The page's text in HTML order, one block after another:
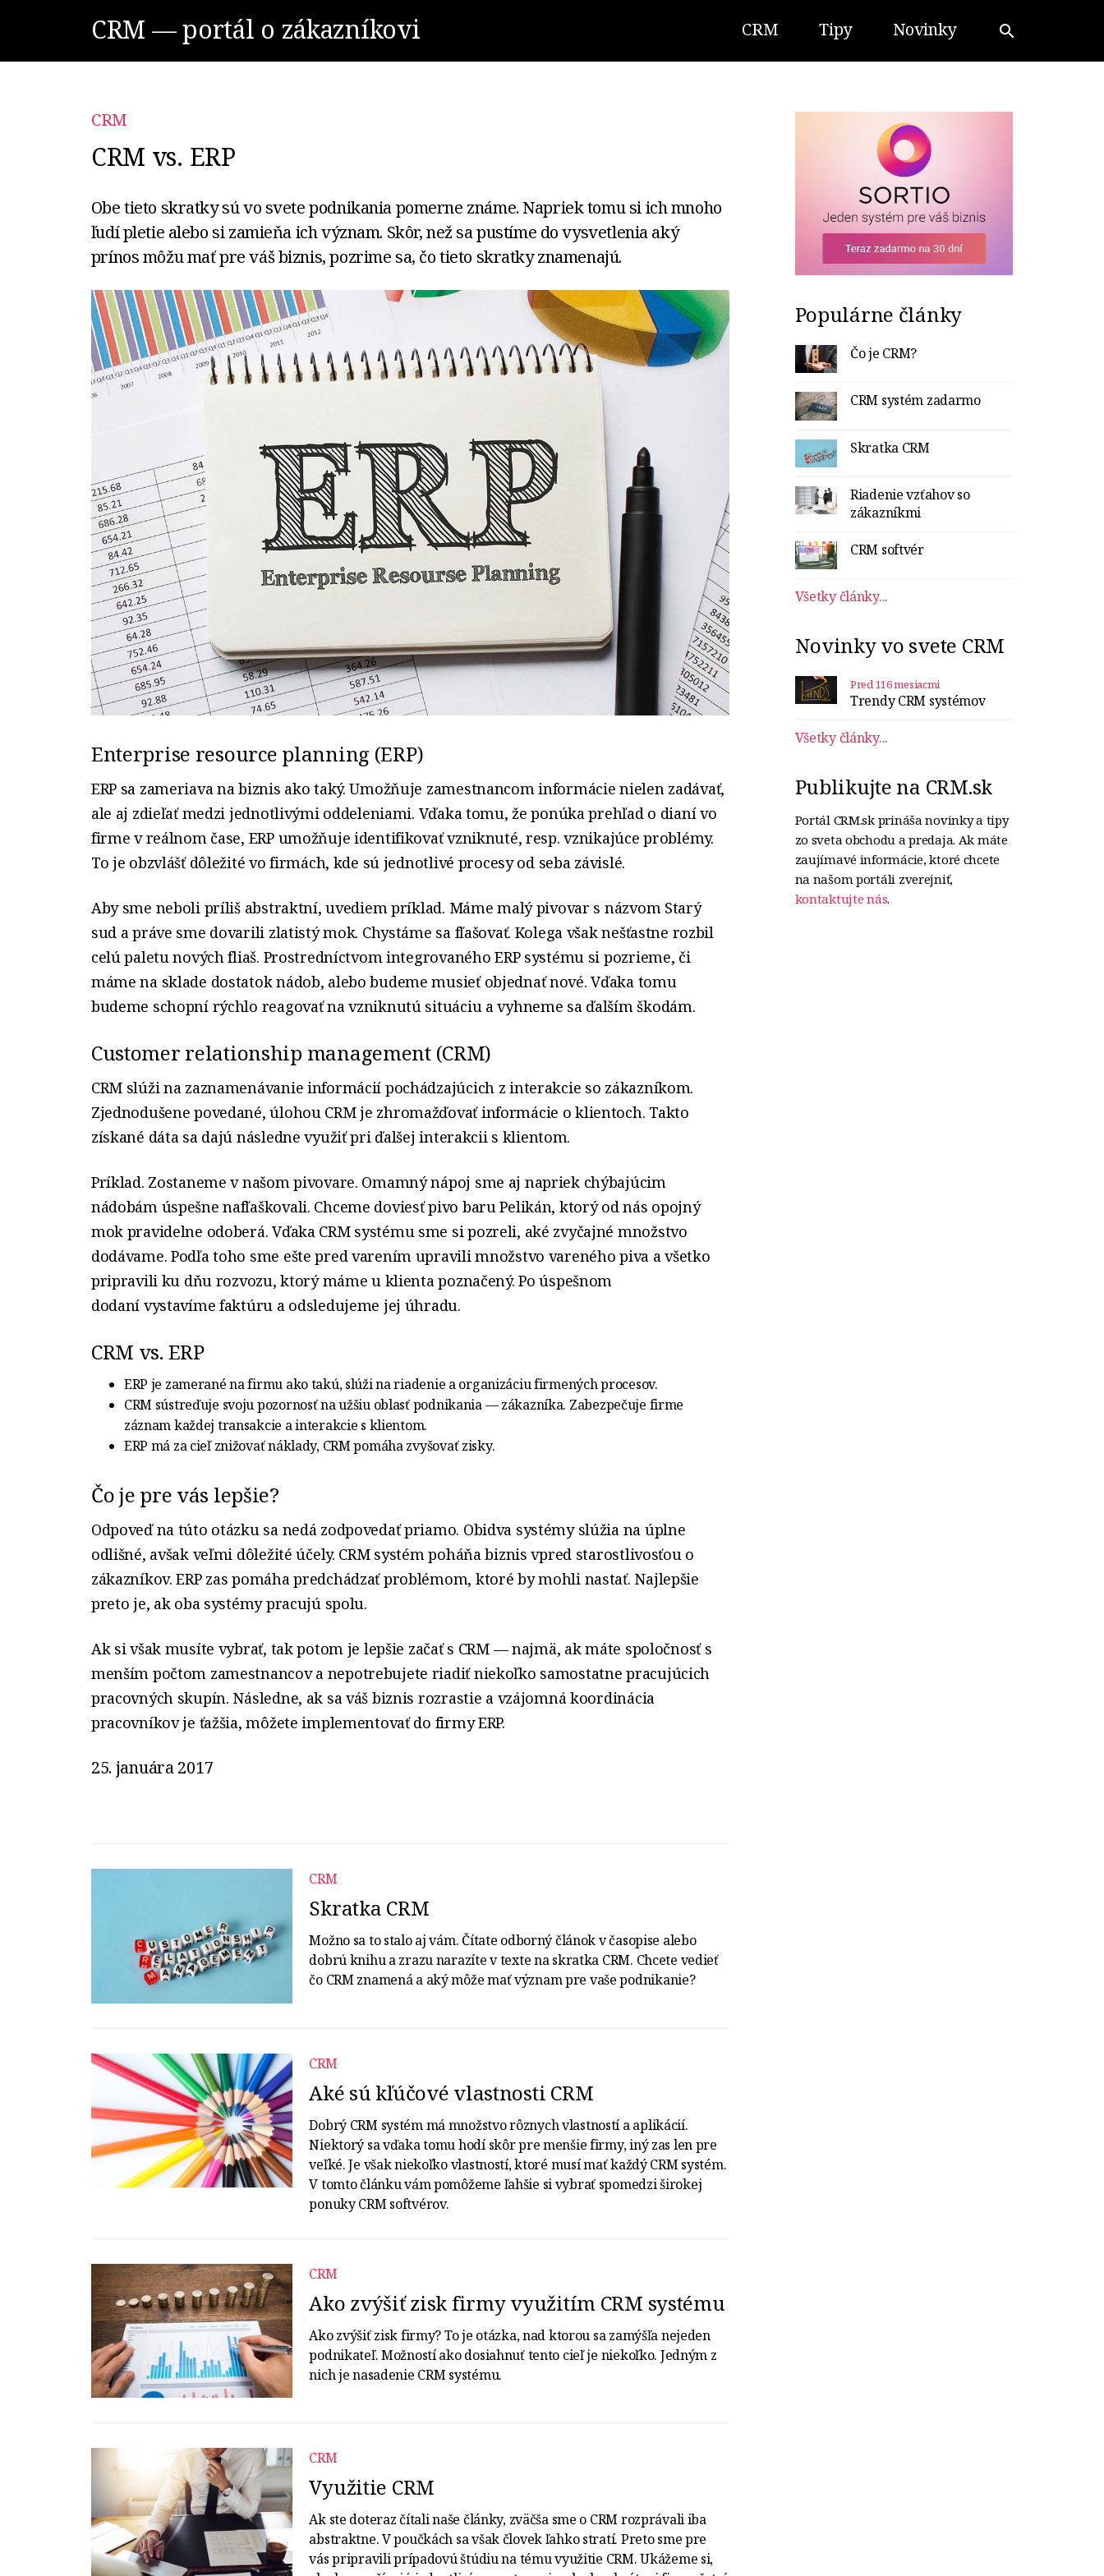
CRM — portál o zákazníkovi CRM Tipy Novinky search
CRM
CRM vs. ERP
Obe tieto skratky sú vo svete podnikania pomerne známe. Napriek tomu si ich mnoho
ľudí pletie alebo si zamieňa ich význam. Skôr, než sa pustíme do vysvetlenia aký
prínos môžu mať pre váš biznis, pozrime sa, čo tieto skratky znamenajú.
Enterprise resource planning (ERP)
ERP sa zameriava na biznis ako taký. Umožňuje zamestnancom informácie nielen zadávať,
ale aj zdieľať medzi jednotlivými oddeleniami. Vďaka tomu, že ponúka prehľad o dianí vo
firme v reálnom čase, ERP umožňuje identifikovať vzniknuté, resp. vznikajúce problémy.
To je obzvlášť dôležité vo firmách, kde sú jednotlivé procesy od seba závislé.
Aby sme neboli príliš abstraktní, uvediem príklad. Máme malý pivovar s názvom Starý
sud a práve sme dovarili zlatistý mok. Chystáme sa fľašovať. Kolega však nešťastne rozbil
celú paletu nových fliaš. Prostredníctvom integrovaného ERP systému si pozrieme, či
máme na sklade dostatok nádob, alebo budeme musieť objednať nové. Vďaka tomu
budeme schopní rýchlo reagovať na vzniknutú situáciu a vyhneme sa ďalším škodám.
Customer relationship management (CRM)
CRM slúži na zaznamenávanie informácií pochádzajúcich z interakcie so zákazníkom.
Zjednodušene povedané, úlohou CRM je zhromažďovať informácie o klientoch. Takto
získané dáta sa dajú následne využiť pri ďalšej interakcii s klientom.
Príklad. Zostaneme v našom pivovare. Omamný nápoj sme aj napriek chýbajúcim
nádobám úspešne nafľaškovali. Chceme doviesť pivo baru Pelikán, ktorý od nás opojný
mok pravidelne odoberá. Vďaka CRM systémusme si pozreli, aké zvyčajné množstvo
dodávame. Podľa toho sme ešte pred varením upravili množstvo vareného piva a všetko
pripravili ku dňu rozvozu, ktorý máme u klienta poznačený. Po úspešnom
dodaní vystavíme faktúru a odsledujeme jej úhradu.
CRM vs. ERP
ERP je zamerané na firmu ako takú, slúži na riadenie a organizáciu firmených procesov.
CRM sústreďuje svoju pozornosť na užšiu oblasť podnikania — zákazníka. Zabezpečuje firme
záznam každej transakcie a interakcie s klientom.
ERP má za cieľ znižovať náklady, CRM pomáha zvyšovať zisky.
Čo je pre vás lepšie?
Odpoveď na túto otázku sa nedá zodpovedať priamo. Obidva systémy slúžia na úplne
odlišné, avšak veľmi dôležité účely. CRM systém poháňa biznis vpred starostlivosťou o
zákazníkov. ERP zas pomáha predchádzať problémom, ktoré by mohli nastať. Najlepšie
preto je, ak oba systémy pracujú spolu.
Ak si však musíte vybrať, tak potom je lepšie začať s CRM — najmä, ak máte spoločnosť s
menším počtom zamestnancov a nepotrebujete riadiť niekoľko samostatne pracujúcich
pracovných skupín. Následne, ak sa váš biznis rozrastie a vzájomná koordinácia
pracovníkov je ťažšia, môžete implementovať do firmy ERP.
25. januára 2017
CRM
Skratka CRM
Možno sa to stalo aj vám. Čítate odborný článok v časopise alebo
dobrú knihu a zrazu narazíte v texte na skratka CRM. Chcete vedieť
čo CRM znamená a aký môže mať význam pre vaše podnikanie?
CRM
Aké sú kľúčové vlastnosti CRM
Dobrý CRM systém má množstvo rôznych vlastností a aplikácií.
Niektorý sa vďaka tomu hodí skôr pre menšie firmy, iný zas len pre
veľké. Je však niekoľko vlastností, ktoré musí mať každý CRM systém.
V tomto článku vám pomôžeme ľahšie si vybrať spomedzi širokej
ponuky CRM softvérov.
CRM
Ako zvýšiť zisk firmy využitím CRM systému
Ako zvýšiť zisk firmy? To je otázka, nad ktorou sa zamýšľa nejeden
podnikateľ. Možností ako dosiahnuť tento cieľ je niekoľko. Jedným z
nich je nasadenie CRM systému.
CRM
Využitie CRM
Ak ste doteraz čítali naše články, zväčša sme o CRM rozprávali iba
abstraktne. V poučkách sa však človek ľahko stratí. Preto sme pre
vás pripravili prípadovú štúdiu na tému využitie CRM. Ukážeme si,
Populárne články
Čo je CRM?
CRM systém zadarmo
Skratka CRM
Riadenie vzťahov so
zákazníkmi
CRM softvér
Všetky články...
Novinky vo svete CRM
Pred 116 mesiacmi
Trendy CRM systémov
Všetky články...
Publikujte na CRM.sk
Portál CRM.sk prináša novinky a tipy
zo sveta obchodu a predaja. Ak máte
zaujímavé informácie, ktoré chcete
na našom portáli zverejniť,
kontaktujte nás.